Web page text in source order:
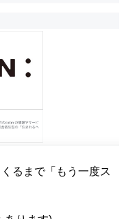
るまで「もう一度ス